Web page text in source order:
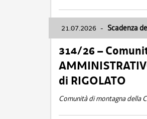
21.07.2026 - Scadenza
314/26 –
di RIGOLATO
Comunità di montagna della